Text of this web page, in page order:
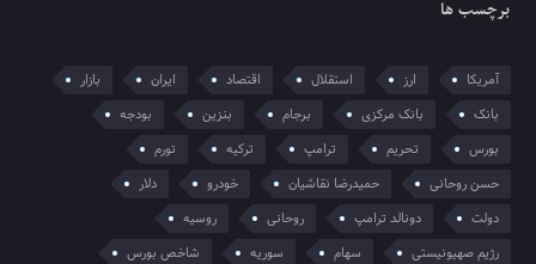
برچسب ها
آمریکا ارز استقلال اقتصاد ایران
بازار
بانک
بانک مرکزی برجام بنزین
بودجه
بورس
تحریم ترامپ ترکیه
تورم
حسن روحانی
حمیدرضا نقاشیان خودرو
دلار
دولت
دونالد ترامپ روحانی
روسیه
رژیم صهیونیستی
سهام سوریه شاخص بورس